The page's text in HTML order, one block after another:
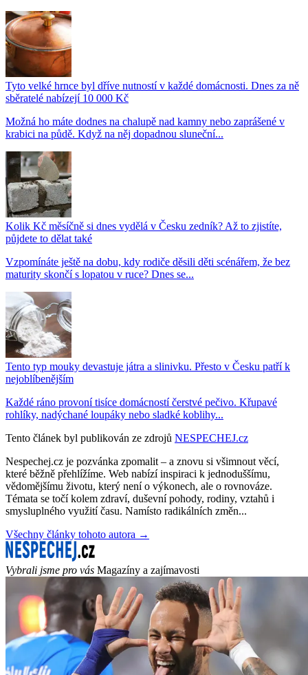
Tyto velké hrnce byl dříve nutností v každé domácnosti. Dnes za ně
sběratelé nabízejí 10 000 Kč
Možná ho máte dodnes na chalupě nad kamny nebo zaprášené v
krabici na půdě. Když na něj dopadnou sluneční...
Kolik Kč měsíčně si dnes vydělá v Česku zedník? Až to zjistíte,
půjdete to dělat také
Vzpomínáte ještě na dobu, kdy rodiče děsili děti scénářem, že bez
maturity skončí s lopatou v ruce? Dnes se...
Tento typ mouky devastuje játra a slinivku. Přesto v Česku patří k
nejoblíbenějším
Každé ráno provoní tisíce domácností čerstvé pečivo. Křupavé
rohlíky, nadýchané loupáky nebo sladké koblihy...
Tento článek byl publikován ze zdrojů NESPECHEJ.cz
Nespechej.cz je pozvánka zpomalit – a znovu si všimnout věcí,
které běžně přehlížíme. Web nabízí inspiraci k jednoduššímu,
vědomějšímu životu, který není o výkonech, ale o rovnováze.
Témata se točí kolem zdraví, duševní pohody, rodiny, vztahů i
smysluplného využití času. Namísto radikálních změn...
Všechny články tohoto autora →
Vybrali jsme pro vás Magazíny a zajímavosti